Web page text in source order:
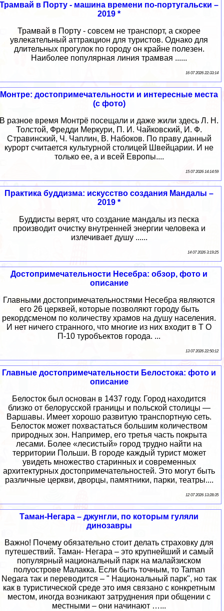
Трамвай в Порту - машина времени по-португальски –
2019 *
Трамвай в Порту - совсем не транспорт, а скорее
увлекательный аттракцион для туристов. Однако для
длительных прогулок по городу он крайне полезен.
Наиболее популярная линия трамвая ......
16 07 2026 22:33:14
Монтре: достопримечательности и интересные места
(с фото)
В разное время Монтрё посещали и даже жили здесь Л. Н.
Толстой, Фредди Меркури, П. И. Чайковский, И. Ф.
Стравинский, Ч. Чаплин, В. Набоков. По праву данный
курорт считается культурной столицей Швейцарии. И не
только ее, а и всей Европы....
15 07 2026 14:14:59
Практика буддизма: искусство создания Мандалы –
2019 *
Буддисты верят, что создание мандалы из песка
производит очистку внутренней энергии человека и
излечивает душу ......
14 07 2026 3:19:25
Достопримечательности Несебра: обзор, фото и
описание
Главными достопримечательностями Несебра являются
его 26 церквей, которые позволяют городу быть
рекордсменом по количеству храмов на душу населения.
И нет ничего странного, что многие из них входит в Т О
П-10 туробъектов города. ...
13 07 2026 22:50:12
Главные достопримечательности Белостока: фото и
описание
Белосток был основан в 1437 году. Город находится
близко от белорусской границы и польской столицы —
Варшавы. Имеет хорошо развитую транспортную сеть.
Белосток может похвастаться большим количеством
природных зон. Например, его третья часть покрыта
лесами. Более «лесистый» город трудно найти на
территории Польши. В городе каждый турист может
увидеть множество старинных и современных
архитектурных достопримечательностей. Это могут быть
различные церкви, дворцы, памятники, парки, театры....
12 07 2026 13:28:35
Таман-Негара – джунгли, по которым гуляли
динозавры
Важно! Почему обязательно стоит делать страховку для
путешествий. Таман- Негара – это крупнейший и самый
популярный национальный парк на малайзиском
полуострове Малакка. Если быть точным, то Taman
Negara так и переводится – " Национальный парк", но так
как в туристической среде это имя связано с конкретным
местом, иногда возникают затруднения при общении с
местными – они начинают …...